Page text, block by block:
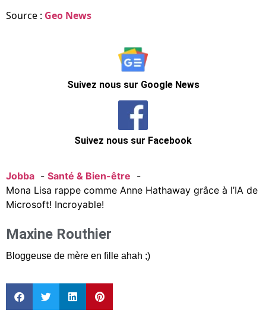
Source : Geo News
Suivez nous sur Google News
Suivez nous sur Facebook
Jobba
Santé & Bien-être
Mona Lisa rappe comme Anne Hathaway grâce à l’IA de
Microsoft! Incroyable!
Maxine Routhier
Bloggeuse de mère en fille ahah ;)